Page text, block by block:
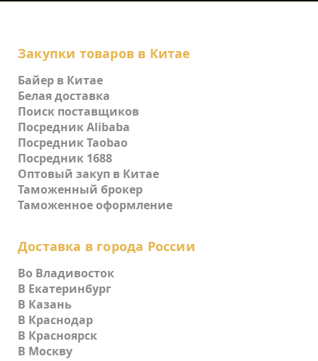
Закупки товаров в Китае
Байер в Китае
Белая доставка
Поиск поставщиков
Посредник Alibaba
Посредник Taobao
Посредник 1688
Оптовый закуп в Китае
Таможенный брокер
Таможенное оформление
Доставка в города России
Во Владивосток
В Екатеринбург
В Казань
В Краснодар
В Красноярск
В Москву